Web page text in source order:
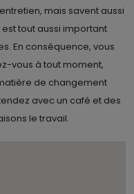
mais savent aussi
tout aussi important
En conséquence, vous
vous à tout moment,
de changement
avec un café et des
le travail.